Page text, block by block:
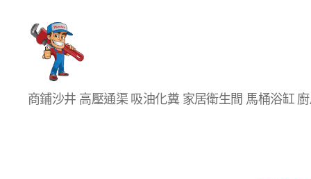
香
港
商鋪沙井 高壓通渠 吸油化糞 家居衛生間 馬桶浴缸